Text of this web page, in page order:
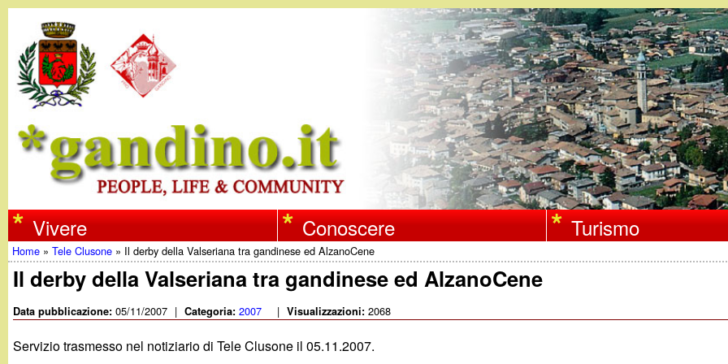
Salta
al
contenuto
principale
w
w
w
.
Vivere Conoscere Turismo
Tu
sei
qui
Home »Tele Clusone » Il derby della Valseriana tra gandinese ed AlzanoCene
Il derby della Valseriana tra gandinese ed AlzanoCene
Data pubblicazione:05/11/2007 | Categoria:2007 | Visualizzazioni:2068
Servizio trasmesso nel notiziario di Tele Clusone il 05.11.2007.